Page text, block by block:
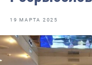
Ответственный
Члены
Кандидату в
19 МАРТА 2025